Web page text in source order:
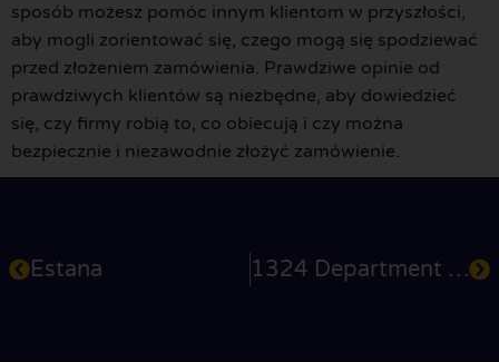
sposób możesz pomóc innym klientom w przyszłości,
aby mogli zorientować się, czego mogą się spodziewać
przed złożeniem zamówienia. Prawdziwe opinie od
prawdziwych klientów są niezbędne, aby dowiedzieć
się, czy firmy robią to, co obiecują i czy można
bezpiecznie i niezawodnie złożyć zamówienie.
Estana 1324 Department Store